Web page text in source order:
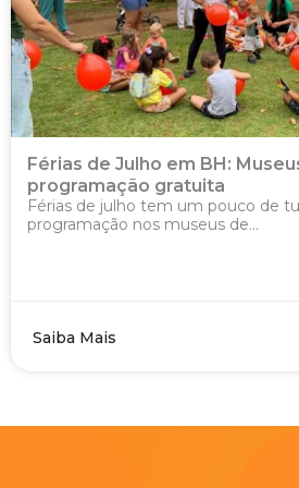
Férias de Julho em BH:
programação gratuita
Férias de julho tem um pouco de
programação nos museus de...
Saiba Mais